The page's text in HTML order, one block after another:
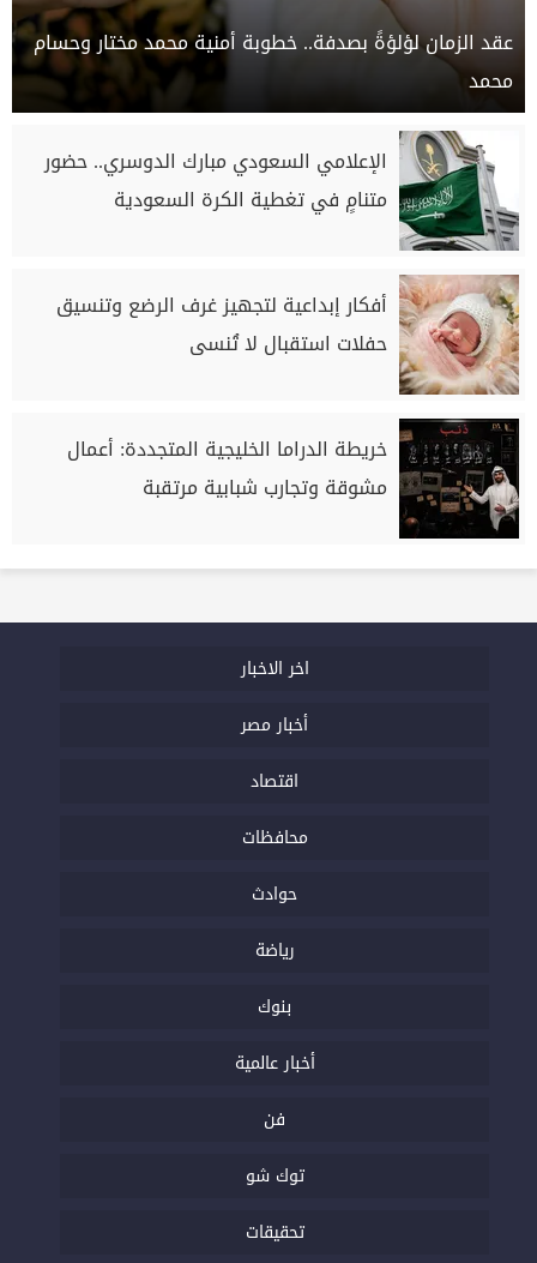
عقد الزمان لؤلؤةً بصدفة.. خطوبة أمنية محمد مختار وحسام
محمد
الإعلامي السعودي مبارك الدوسري.. حضور
متنامٍ في تغطية الكرة السعودية
أفكار إبداعية لتجهيز غرف الرضع وتنسيق
حفلات استقبال لا تُنسى
خريطة الدراما الخليجية المتجددة: أعمال
مشوقة وتجارب شبابية مرتقبة
اخر الاخبار
أخبار مصر
اقتصاد
محافظات
حوادث
رياضة
بنوك
أخبار عالمية
فن
توك شو
تحقيقات